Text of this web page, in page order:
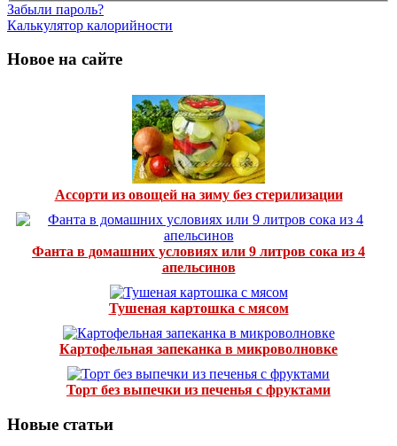
Забыли пароль?
Калькулятор калорийности
Новое на сайте
Ассорти из овощей на зиму без стерилизации
Фанта в домашних условиях или 9 литров сока из 4
апельсинов
Тушеная картошка с мясом
Картофельная запеканка в микроволновке
Торт без выпечки из печенья с фруктами
Новые статьи